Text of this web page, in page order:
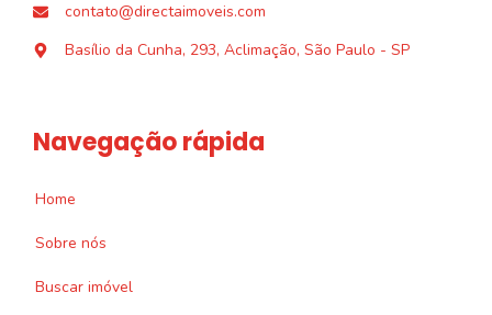
contato@directaimoveis.com
Basílio da Cunha, 293, Aclimação, São Paulo - SP
Navegação rápida
Home
Sobre nós
Buscar imóvel